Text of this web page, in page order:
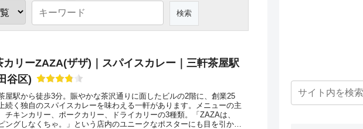
カリーZAZA(ザザ)｜スパイスカレー｜三軒茶屋駅
谷区)
屋駅から徒歩3分。賑やかな茶沢通りに面したビルの2階に、創業25
続く独自のスパイスカレーを味わえる一軒があります。メニューの主
チキンカリー、ポークカリー、ドライカリーの3種類。「ZAZAは、
ングしなくちゃ。」という店内のユニークなポスターにも目を引かれ